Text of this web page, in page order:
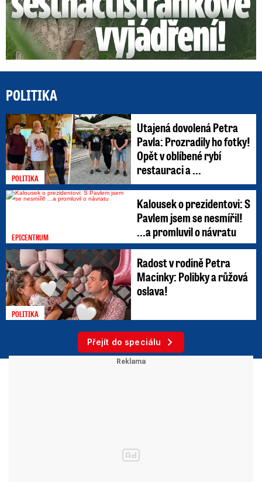
POLITIKA
POLITIKA
Utajená dovolená Petra
Pavla: Prozradily ho fotky!
Opět v oblíbené rybí
restauraci a ...
EPICENTRUM
Kalousek o prezidentovi: S
Pavlem jsem se nesmířil!
...a promluvil o návratu
POLITIKA
Radost v rodině Petra
Macinky: Polibky a růžová
oslava!
Přejít do speciálu